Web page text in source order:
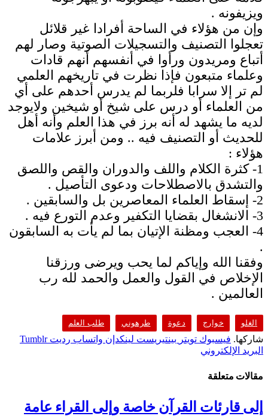
ويزيفونه .
وإن من هؤلاء في الساحة أفرادا غير قلائل
تعجلوا التصنيف والتسجيلات الصوتية وصار لهم
أتباع ومريدون ورأوا في أنفسهم أنهم قادات
وعلماء متبعون فإذا نظرت في تاريخهم العلمي
لم تر إلا سرابا فلربما لم يدرس أحدهم على أي
من العلماء أو درس على شيخ أو شيخين ولايوجد
لديه ما يشهد له أنه برز في هذا العلم وأنه أهل
للحديث أو التصنيف فيه .. ومن أبرز علامات
هؤلاء :
1- كثرة الكلام واللف والدوران والقص واللصق
والتشدق بالاصطلاحات ودعوى التأصيل .
2- إسقاط العلماء المعاصرين بل والسابقين .
3- الانشغال بقضايا التكفير وعدم التورع فيه .
4- العجب ومظنة الإتيان بما لم يأت به السابقون
.
وفقنا الله وإياكم لما يحب ويرضى ورزقنا
الإخلاص في القول والعمل والحمد لله رب
العالمين .
الغلو خوارج دعوة طرهوني طلب العلم
شاركها. فيسبوك تويتر بينتيريست لينكدإن واتساب رديت Tumblr
البريد الإلكتروني
مقالات متعلقة
إلى قارئات القرآن خاصة وإلى القراء عامة